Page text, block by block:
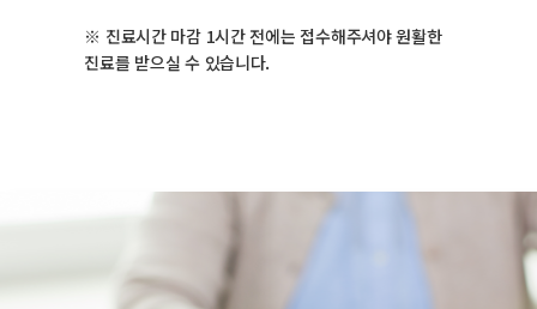
※ 진료시간 마감 1시간 전에는 접수해주셔야 원활한
진료를 받으실 수 있습니다.